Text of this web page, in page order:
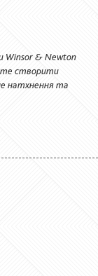
Winsor & Newton
створити
натхнення та